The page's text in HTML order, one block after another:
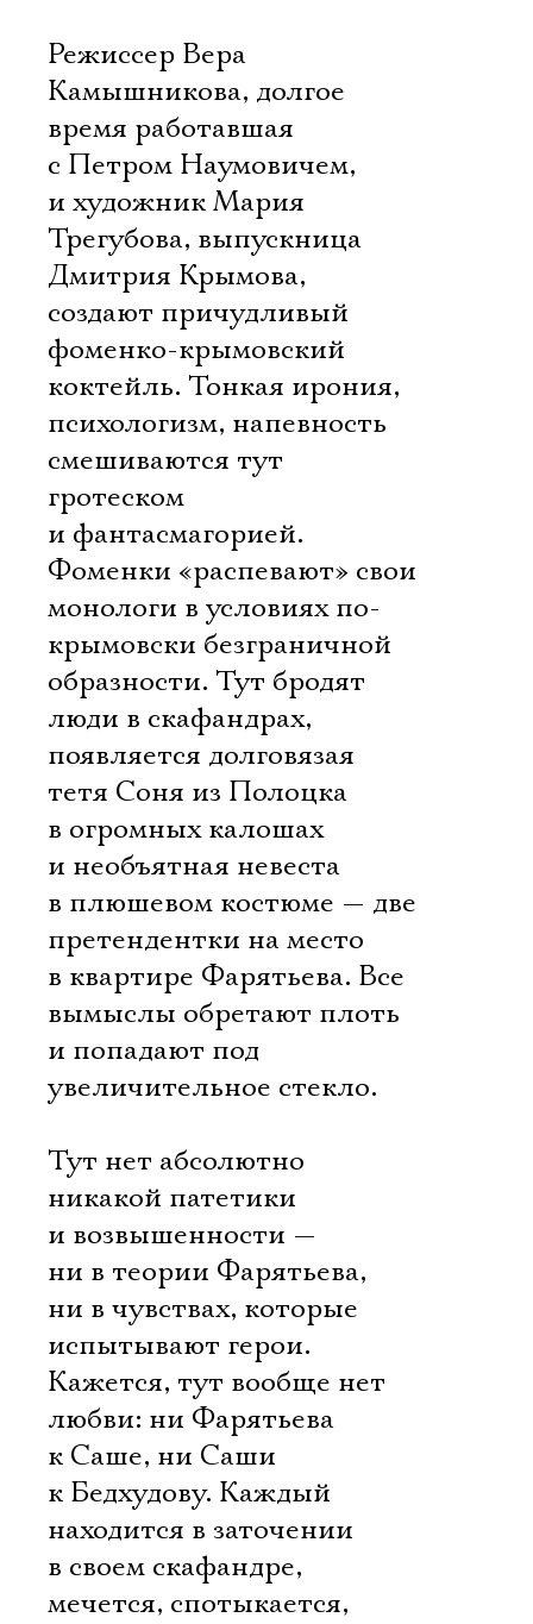
Режиссер Вера
Камышникова, долгое
время работавшая
с Петром Наумовичем,
и художник Мария
Трегубова, выпускница
Дмитрия Крымова,
создают причудливый
фоменко-крымовский
коктейль. Тонкая ирония,
психологизм, напевность
смешиваются тут
гротеском
и фантасмагорией.
Фоменки «распевают» свои
монологи в условиях по-
крымовски безграничной
образности. Тут бродят
люди в скафандрах,
появляется долговязая
тетя Соня из Полоцка
в огромных калошах
и необъятная невеста
в плюшевом костюме — две
претендентки на место
в квартире Фарятьева. Все
вымыслы обретают плоть
и попадают под
увеличительное стекло.
Тут нет абсолютно
никакой патетики
и возвышенности —
ни в теории Фарятьева,
ни в чувствах, которые
испытывают герои.
Кажется, тут вообще нет
любви: ни Фарятьева
к Саше, ни Саши
к Бедхудову. Каждый
находится в заточении
в своем скафандре,
мечется, спотыкается,